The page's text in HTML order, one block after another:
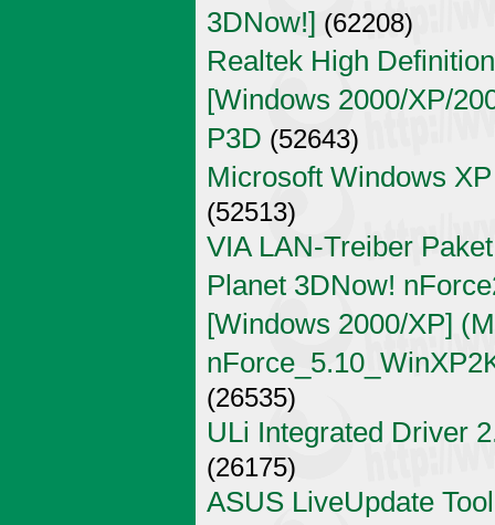
3DNow!] (62208)
Realtek High
[Windows 2000/XP/
P3D (52643)
Microsoft Windows
(52513)
VIA LAN-Treiber
Planet 3DNow!
[Windows 2000/XP]
(26535)
ULi Integrated Driver
(26175)
ASUS LiveUpdate